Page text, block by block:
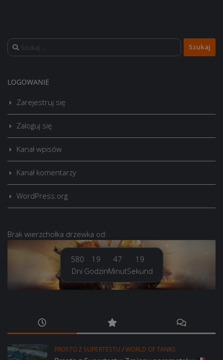
Szukaj:
LOGOWANIE
Zarejestruj się
Zaloguj się
Kanał wpisów
Kanał komentarzy
WordPress.org
Brak wierzchołka drzewka od:
580
Dni
19
Godzin
47
Minut
20
Sekund
PROSTO Z SUPERTESTU /WORLD OF TANKS